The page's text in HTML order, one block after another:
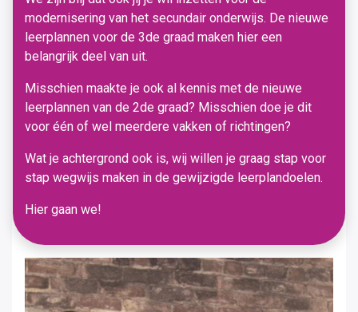
modernisering van het secundair onderwijs. De nieuwe
leerplannen voor de 3de graad maken hier een
belangrijk deel van uit.
Misschien maakte je ook al kennis met de nieuwe
leerplannen van de 2de graad? Misschien doe je dit
voor één of wel meerdere vakken of richtingen?
Wat je achtergrond ook is, wij willen je graag stap voor
stap wegwijs maken in de gewijzigde leerplandoelen.
Hier gaan we!